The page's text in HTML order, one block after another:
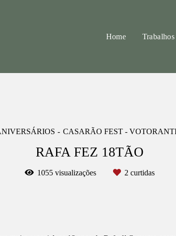
Home Trabalhos
CASARÃO FEST -
RAFA FEZ 18TÃO
1055 visualizações 2 curtidas